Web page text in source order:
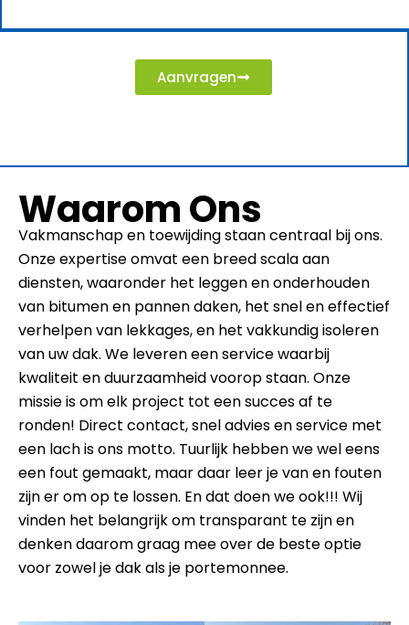
Aanvragen
Waarom Ons
Vakmanschap en toewijding staan centraal bij ons.
Onze expertise omvat een breed scala aan
diensten, waaronder het leggen en onderhouden
van bitumen en pannen daken, het snel en effectief
verhelpen van lekkages, en het vakkundig isoleren
van uw dak. We leveren een service waarbij
kwaliteit en duurzaamheid voorop staan. Onze
missie is om elk project tot een succes af te
ronden! Direct contact, snel advies en service met
een lach is ons motto. Tuurlijk hebben we wel eens
een fout gemaakt, maar daar leer je van en fouten
zijn er om op te lossen. En dat doen we ook!!! Wij
vinden het belangrijk om transparant te zijn en
denken daarom graag mee over de beste optie
voor zowel je dak als je portemonnee.